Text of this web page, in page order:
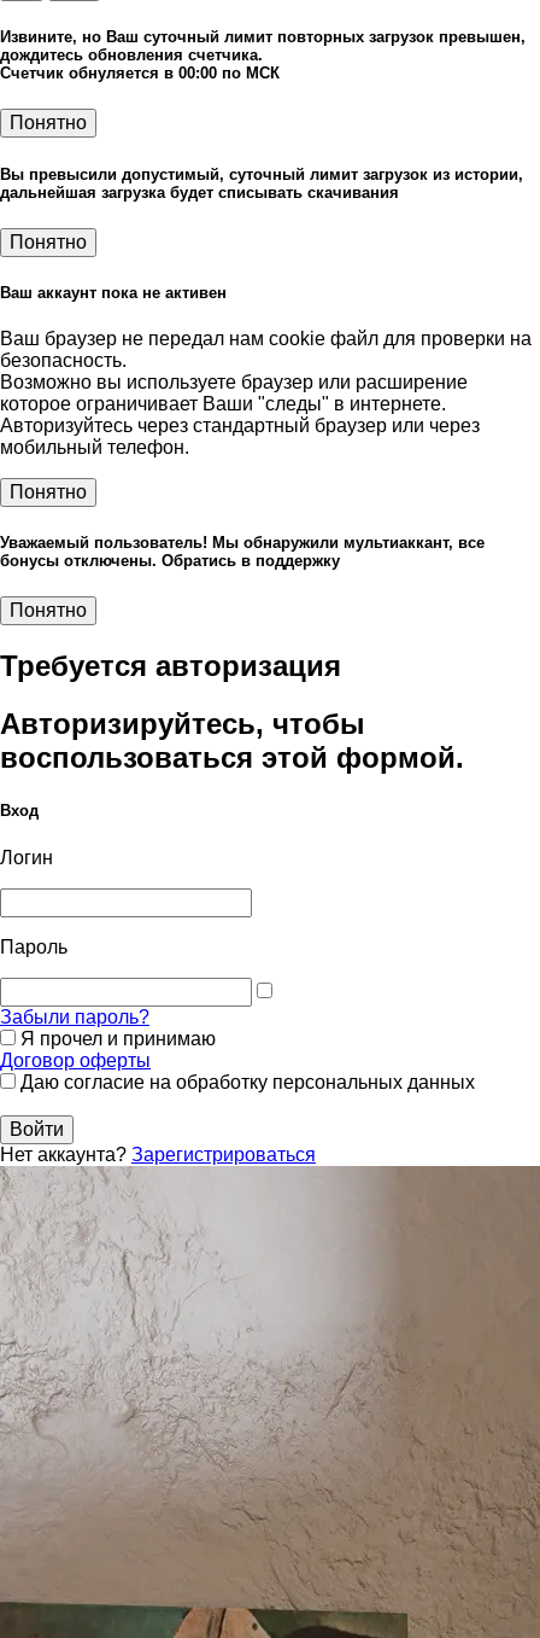
Извините, но Ваш суточный лимит повторных загрузок превышен,
дождитесь обновления счетчика.
Счетчик обнуляется в 00:00 по МСК
Понятно
Вы превысили допустимый, суточный лимит загрузок из истории,
дальнейшая загрузка будет списывать скачивания
Понятно
Ваш аккаунт пока не активен
Ваш браузер не передал нам cookie файл для проверки на
безопасность.
Возможно вы используете браузер или расширение
которое ограничивает Ваши "следы" в интернете.
Авторизуйтесь через стандартный браузер или через
мобильный телефон.
Понятно
Уважаемый пользователь! Мы обнаружили мультиаккант, все
бонусы отключены. Обратись в поддержку
Понятно
Требуется авторизация
Авторизируйтесь, чтобы
воспользоваться этой формой.
Вход
Логин
Пароль
Забыли пароль?
Я прочел и принимаю
Договор оферты
Даю согласие на обработку персональных данных
Войти
Нет аккаунта? Зарегистрироваться